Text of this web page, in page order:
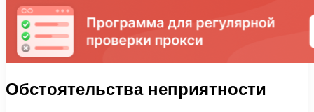
Обстоятельства неприятности